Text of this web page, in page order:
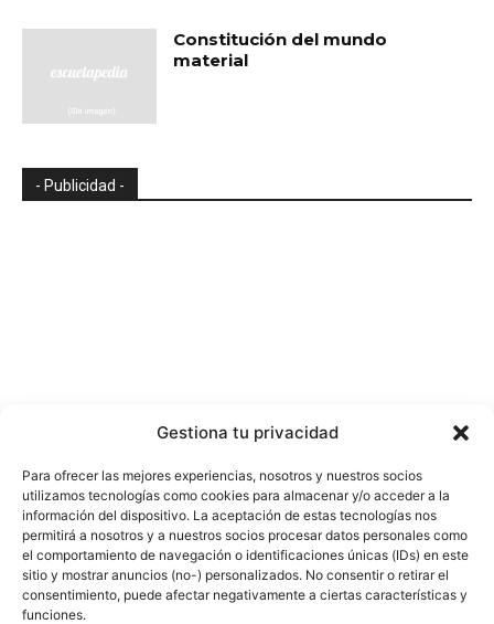
Gestiona tu privacidad
Para ofrecer las mejores experiencias, nosotros y nuestros socios
utilizamos tecnologías como cookies para almacenar y/o acceder a la
información del dispositivo. La aceptación de estas tecnologías nos
permitirá a nosotros y a nuestros socios procesar datos personales como
el comportamiento de navegación o identificaciones únicas (IDs) en este
sitio y mostrar anuncios (no-) personalizados. No consentir o retirar el
consentimiento, puede afectar negativamente a ciertas características y
funciones.
Constitución del mundo
material
- Publicidad -